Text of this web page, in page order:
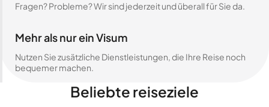
Fragen? Probleme? Wir sind jederzeit und überall für Sie da.
Mehr als nur ein Visum
Nutzen Sie zusätzliche Dienstleistungen, die Ihre Reise noch
bequemer machen.
Beliebte reiseziele